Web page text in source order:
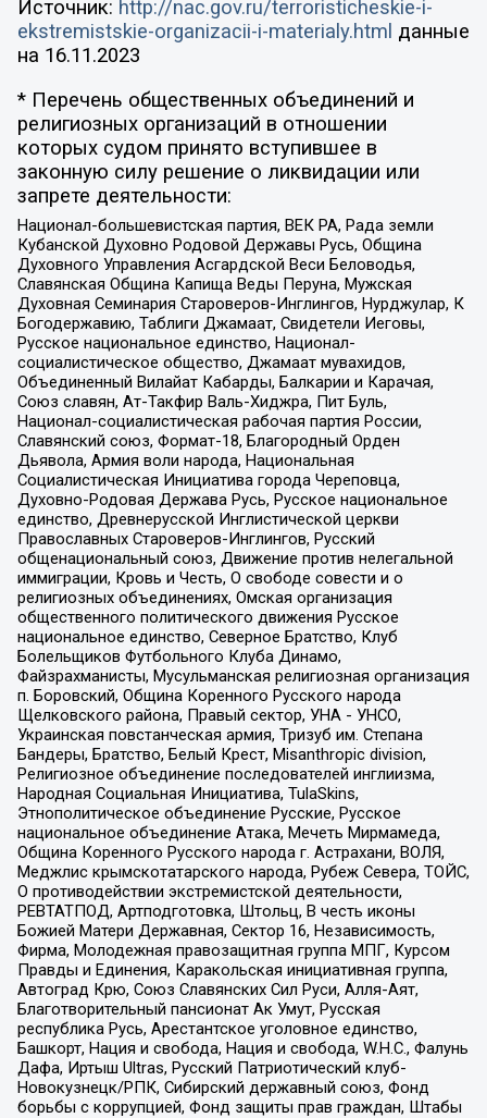
Источник: http://nac.gov.ru/terroristicheskie-i-
ekstremistskie-organizacii-i-materialy.html данные
на 16.11.2023
* Перечень общественных объединений и
религиозных организаций в отношении
которых судом принято вступившее в
законную силу решение о ликвидации или
запрете деятельности:
Национал-большевистская партия, ВЕК РА, Рада земли
Кубанской Духовно Родовой Державы Русь, Община
Духовного Управления Асгардской Веси Беловодья,
Славянская Община Капища Веды Перуна, Мужская
Духовная Семинария Староверов-Инглингов, Нурджулар, К
Богодержавию, Таблиги Джамаат, Свидетели Иеговы,
Русское национальное единство, Национал-
социалистическое общество, Джамаат мувахидов,
Объединенный Вилайат Кабарды, Балкарии и Карачая,
Союз славян, Ат-Такфир Валь-Хиджра, Пит Буль,
Национал-социалистическая рабочая партия России,
Славянский союз, Формат-18, Благородный Орден
Дьявола, Армия воли народа, Национальная
Социалистическая Инициатива города Череповца,
Духовно-Родовая Держава Русь, Русское национальное
единство, Древнерусской Инглистической церкви
Православных Староверов-Инглингов, Русский
общенациональный союз, Движение против нелегальной
иммиграции, Кровь и Честь, О свободе совести и о
религиозных объединениях, Омская организация
общественного политического движения Русское
национальное единство, Северное Братство, Клуб
Болельщиков Футбольного Клуба Динамо,
Файзрахманисты, Мусульманская религиозная организация
п. Боровский, Община Коренного Русского народа
Щелковского района, Правый сектор, УНА - УНСО,
Украинская повстанческая армия, Тризуб им. Степана
Бандеры, Братство, Белый Крест, Misanthropic division,
Религиозное объединение последователей инглиизма,
Народная Социальная Инициатива, TulaSkins,
Этнополитическое объединение Русские, Русское
национальное объединение Атака, Мечеть Мирмамеда,
Община Коренного Русского народа г. Астрахани, ВОЛЯ,
Меджлис крымскотатарского народа, Рубеж Севера, ТОЙС,
О противодействии экстремистской деятельности,
РЕВТАТПОД, Артподготовка, Штольц, В честь иконы
Божией Матери Державная, Сектор 16, Независимость,
Фирма, Молодежная правозащитная группа МПГ, Курсом
Правды и Единения, Каракольская инициативная группа,
Автоград Крю, Союз Славянских Сил Руси, Алля-Аят,
Благотворительный пансионат Ак Умут, Русская
республика Русь, Арестантское уголовное единство,
Башкорт, Нация и свобода, Нация и свобода, W.H.С., Фалунь
Дафа, Иртыш Ultras, Русский Патриотический клуб-
Новокузнецк/РПК, Сибирский державный союз, Фонд
борьбы с коррупцией, Фонд защиты прав граждан, Штабы